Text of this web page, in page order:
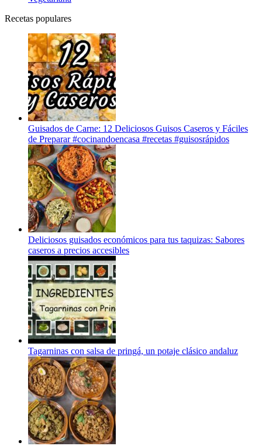
Recetas populares
Guisados de Carne: 12 Deliciosos Guisos Caseros y Fáciles
de Preparar #cocinandoencasa #recetas #guisosrápidos
Deliciosos guisados económicos para tus taquizas: Sabores
caseros a precios accesibles
Tagarninas con salsa de pringá, un potaje clásico andaluz